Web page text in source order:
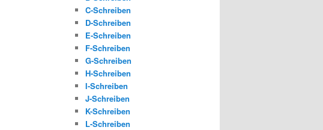
C-Schreiben
D-Schreiben
E-Schreiben
F-Schreiben
G-Schreiben
H-Schreiben
I-Schreiben
J-Schreiben
K-Schreiben
L-Schreiben